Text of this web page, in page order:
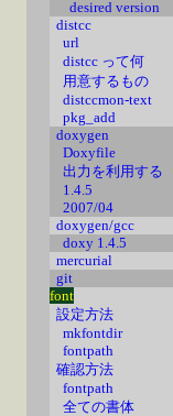
desired version
distcc
url
distcc って何
用意するもの
distccmon-text
pkg_add
doxygen
Doxyfile
出力を利用する
1.4.5
2007/04
doxygen/gcc
doxy 1.4.5
mercurial
git
font
設定方法
mkfontdir
fontpath
確認方法
fontpath
全ての書体